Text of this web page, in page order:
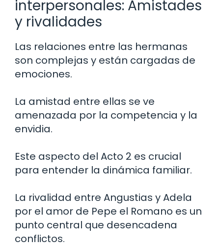
interpersonales: Amistades
y rivalidades
Las relaciones entre las hermanas
son complejas y están cargadas de
emociones.
La amistad entre ellas se ve
amenazada por la competencia y la
envidia.
Este aspecto del Acto 2 es crucial
para entender la dinámica familiar.
La rivalidad entre Angustias y Adela
por el amor de Pepe el Romano es un
punto central que desencadena
conflictos.